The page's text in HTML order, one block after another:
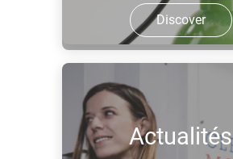
Discover
Actualités